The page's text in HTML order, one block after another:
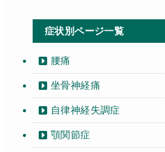
症状別ページ一覧
腰痛
坐骨神経痛
自律神経失調症
顎関節症